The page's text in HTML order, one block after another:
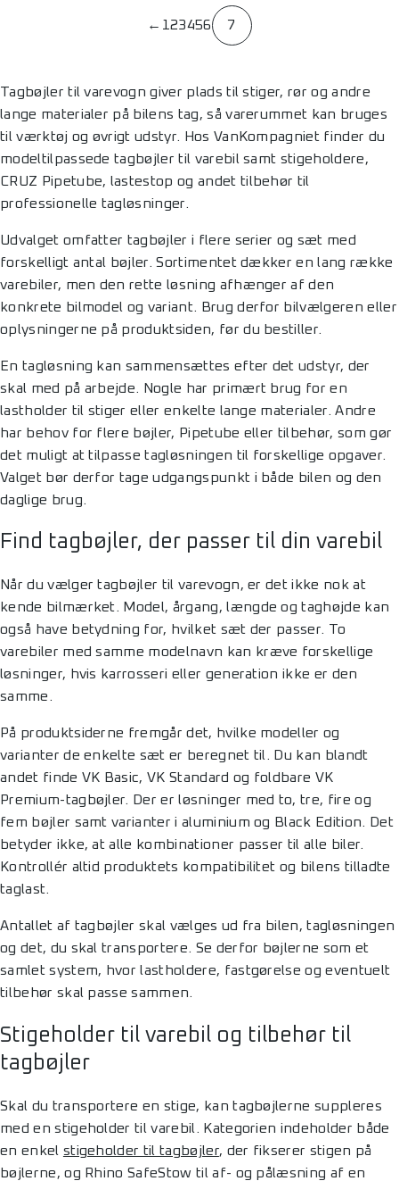
← 123456 7
Tagbøjler til varevogn giver plads til stiger, rør og andre
lange materialer på bilens tag, så varerummet kan bruges
til værktøj og øvrigt udstyr. Hos VanKompagniet finder du
modeltilpassede tagbøjler til varebil samt stigeholdere,
CRUZ Pipetube, lastestop og andet tilbehør til
professionelle tagløsninger.
Udvalget omfatter tagbøjler i flere serier og sæt med
forskelligt antal bøjler. Sortimentet dækker en lang række
varebiler, men den rette løsning afhænger af den
konkrete bilmodel og variant. Brug derfor bilvælgeren eller
oplysningerne på produktsiden, før du bestiller.
En tagløsning kan sammensættes efter det udstyr, der
skal med på arbejde. Nogle har primært brug for en
lastholder til stiger eller enkelte lange materialer. Andre
har behov for flere bøjler, Pipetube eller tilbehør, som gør
det muligt at tilpasse tagløsningen til forskellige opgaver.
Valget bør derfor tage udgangspunkt i både bilen og den
daglige brug.
Find tagbøjler, der passer til din varebil
Når du vælger tagbøjler til varevogn, er det ikke nok at
kende bilmærket. Model, årgang, længde og taghøjde kan
også have betydning for, hvilket sæt der passer. To
varebiler med samme modelnavn kan kræve forskellige
løsninger, hvis karrosseri eller generation ikke er den
samme.
På produktsiderne fremgår det, hvilke modeller og
varianter de enkelte sæt er beregnet til. Du kan blandt
andet finde VK Basic, VK Standard og foldbare VK
Premium-tagbøjler. Der er løsninger med to, tre, fire og
fem bøjler samt varianter i aluminium og Black Edition. Det
betyder ikke, at alle kombinationer passer til alle biler.
Kontrollér altid produktets kompatibilitet og bilens tilladte
taglast.
Antallet af tagbøjler skal vælges ud fra bilen, tagløsningen
og det, du skal transportere. Se derfor bøjlerne som et
samlet system, hvor lastholdere, fastgørelse og eventuelt
tilbehør skal passe sammen.
Stigeholder til varebil og tilbehør til
tagbøjler
Skal du transportere en stige, kan tagbøjlerne suppleres
med en stigeholder til varebil. Kategorien indeholder både
en enkel stigeholder til tagbøjler, der fikserer stigen på
bøjlerne, og Rhino SafeStow til af- og pålæsning af en